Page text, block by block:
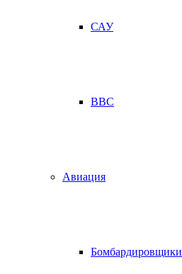
САУ
ВВС
Авиация
Бомбардировщики